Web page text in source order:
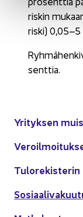
Yri­tyk­sen
ris­kin
ris­ki)
sent­tia.